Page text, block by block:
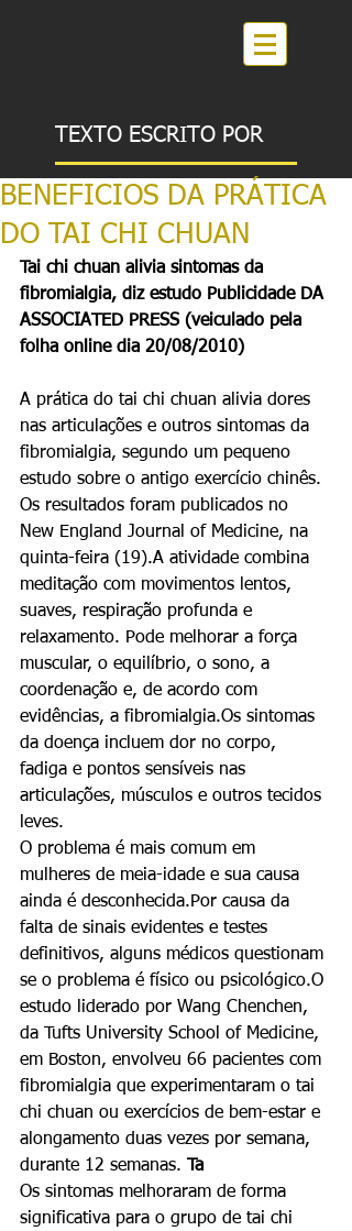
TEXTO ESCRITO POR
BENEFICIOS DA PRÁTICA
DO TAI CHI CHUAN
Tai chi chuan alivia sintomas da
fibromialgia, diz estudo Publicidade DA
ASSOCIATED PRESS (veiculado pela
folha online dia 20/08/2010)
A prática do tai chi chuan alivia dores
nas articulações e outros sintomas da
fibromialgia, segundo um pequeno
estudo sobre o antigo exercício chinês.
Os resultados foram publicados no
New England Journal of Medicine, na
quinta-feira (19).A atividade combina
meditação com movimentos lentos,
suaves, respiração profunda e
relaxamento. Pode melhorar a força
muscular, o equilíbrio, o sono, a
coordenação e, de acordo com
evidências, a fibromialgia.Os sintomas
da doença incluem dor no corpo,
fadiga e pontos sensíveis nas
articulações, músculos e outros tecidos
leves.
O problema é mais comum em
mulheres de meia-idade e sua causa
ainda é desconhecida.Por causa da
falta de sinais evidentes e testes
definitivos, alguns médicos questionam
se o problema é físico ou psicológico.O
estudo liderado por Wang Chenchen,
da Tufts University School of Medicine,
em Boston, envolveu 66 pacientes com
fibromialgia que experimentaram o tai
chi chuan ou exercícios de bem-estar e
alongamento duas vezes por semana,
durante 12 semanas.
Ta
Os sintomas melhoraram de forma
significativa para o grupo de tai chi